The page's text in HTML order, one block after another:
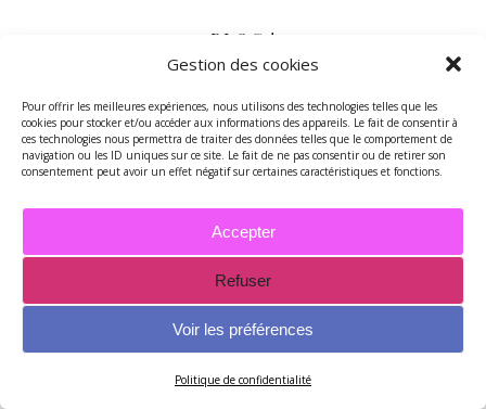
Gestion des cookies
Pour offrir les meilleures expériences, nous utilisons des technologies telles que les
cookies pour stocker et/ou accéder aux informations des appareils. Le fait de consentir à
ces technologies nous permettra de traiter des données telles que le comportement de
navigation ou les ID uniques sur ce site. Le fait de ne pas consentir ou de retirer son
consentement peut avoir un effet négatif sur certaines caractéristiques et fonctions.
Accepter
Refuser
Voir les préférences
Politique de confidentialité
BLOG !
Newsletter !
Vacances de Toussaint 2024